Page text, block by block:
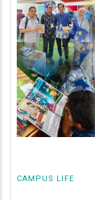
CAMPUS LIFE